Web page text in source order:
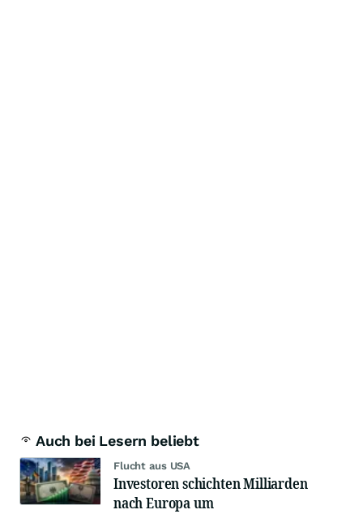
Auch bei Lesern beliebt
Flucht aus USA
Investoren schichten Milliarden
nach Europa um